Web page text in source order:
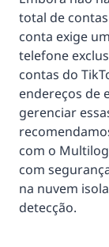
total de
conta exige
telefone
contas do
endereços de
gerenciar
com o
com
na nuvem
detecção.